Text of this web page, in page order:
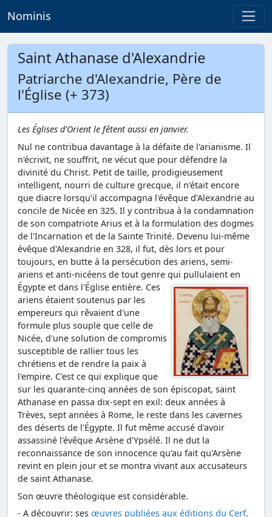
Nominis
Saint Athanase d'Alexandrie
Patriarche d'Alexandrie, Père de
l'Église (+ 373)
Les Églises d'Orient le fêtent aussi en janvier.
Nul ne contribua davantage à la défaite de l'arianisme. Il
n'écrivit, ne souffrit, ne vécut que pour défendre la
divinité du Christ. Petit de taille, prodigieusement
intelligent, nourri de culture grecque, il n'était encore
que diacre lorsqu'il accompagna l'évêque d'Alexandrie au
concile de Nicée en 325. Il y contribua à la condamnation
de son compatriote Arius et à la formulation des dogmes
de l'Incarnation et de la Sainte Trinité. Devenu lui-même
évêque d'Alexandrie en 328, il fut, dès lors et pour
toujours, en butte à la persécution des ariens, semi-
ariens et anti-nicéens de tout genre qui pullulaient en
Égypte et dans l'Église entière. Ces
ariens étaient soutenus par les
empereurs qui rêvaient d'une
formule plus souple que celle de
Nicée, d'une solution de compromis
susceptible de rallier tous les
chrétiens et de rendre la paix à
l'empire. C'est ce qui explique que
sur les quarante-cinq années de son épiscopat, saint
Athanase en passa dix-sept en exil: deux années à
Trèves, sept années à Rome, le reste dans les cavernes
des déserts de l'Égypte. Il fut même accusé d'avoir
assassiné l'évêque Arsène d'Ypsélé. Il ne dut la
reconnaissance de son innocence qu'au fait qu'Arsène
revint en plein jour et se montra vivant aux accusateurs
de saint Athanase.
Son œuvre théologique est considérable.
- A découvrir: ses œuvres publiées aux éditions du Cerf.